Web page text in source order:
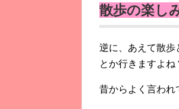
散歩の楽し
逆に、あえて散歩
とか行きますよね
昔からよく言われ